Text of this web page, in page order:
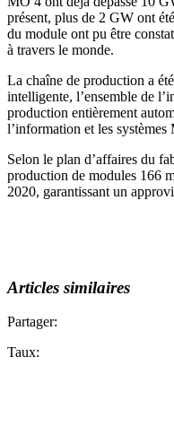
présent, plus de 2 GW ont
du module ont pu être
à travers le monde.
La chaîne de production a
intelligente, l’ensemble de
production entièrement
l’information et les
Selon le plan d’affaires du
production de modules 166
2020, garantissant un
Articles similaires
Partager:
Taux: